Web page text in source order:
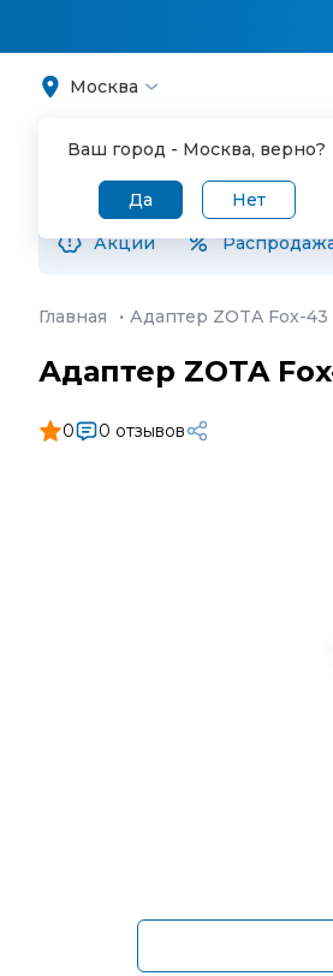
Москва
Ваш город - Москва, верно?
Да Нет
Акции
Главная · Адаптер ZOTA Fox-
Адаптер ZOTA
0 0 отзывов